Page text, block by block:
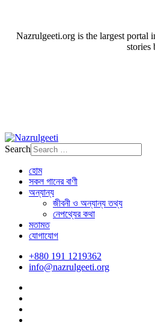
Nazrulgeeti.org is the largest
stories
Search
হোম
সকল গানের বাণী
অন্যান্য
জীবনী ও অন্যান্য তথ্য
নেপথ্যের কথা
মতামত
যোগাযোগ
+880 191 1219362
info@nazrulgeeti.org